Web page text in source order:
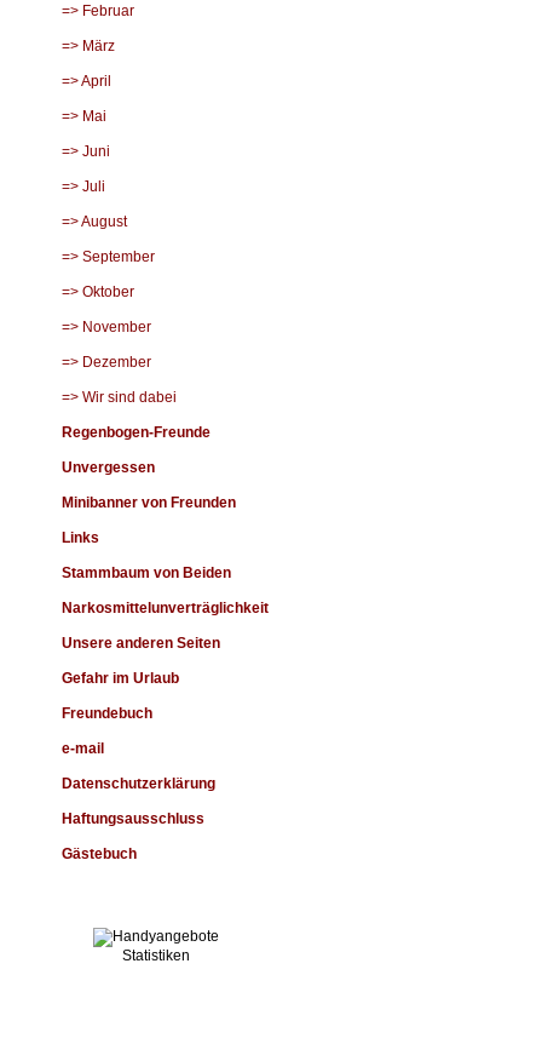
=> Februar
=> März
=> April
=> Mai
=> Juni
=> Juli
=> August
=> September
=> Oktober
=> November
=> Dezember
=> Wir sind dabei
Regenbogen-Freunde
Unvergessen
Minibanner von Freunden
Links
Stammbaum von Beiden
Narkosmittelunverträglichkeit
Unsere anderen Seiten
Gefahr im Urlaub
Freundebuch
e-mail
Datenschutzerklärung
Haftungsausschluss
Gästebuch
Statistiken